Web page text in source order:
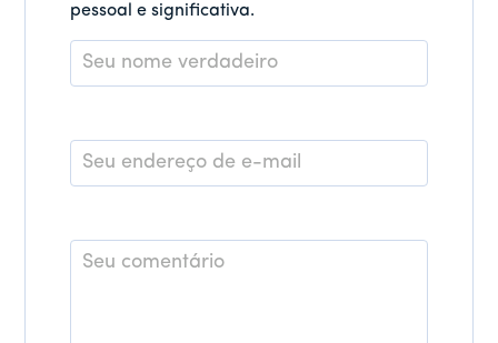
pessoal e significativa.
Nome
*
E-
mail
Comentário